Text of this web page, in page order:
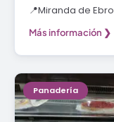
📍Miranda de Ebro
Más información ❯
Panadería